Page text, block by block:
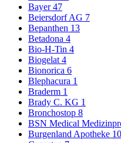
Bayer47
Beiersdorf AG 7
Bepanthen 13
Betadona 4
Bio-H-Tin 4
Biogelat 4
Bionorica 6
Blephacura 1
Braderm 1
Brady C. KG 1
Bronchostop 8
BSN Medical
Burgenland Apotheke